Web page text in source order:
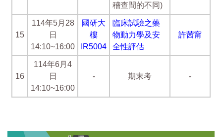
稽查間的不同)
15
114年5月28
日
14:10~16:00
國研大
樓
IR5004
臨床試驗之藥
物動力學及安
全性評估
許茜甯
16
114年6月4
日
14:10~16:00
- 期末考 -